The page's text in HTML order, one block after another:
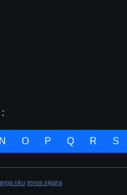
N O P Q R S
oku terea sigara